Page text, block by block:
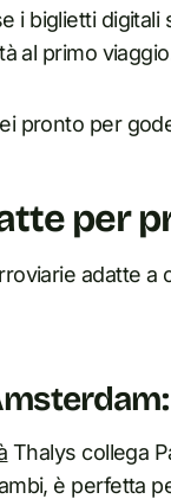
i biglietti
al primo
pronto per
per
adatte a
Thalys collega
è perfetta